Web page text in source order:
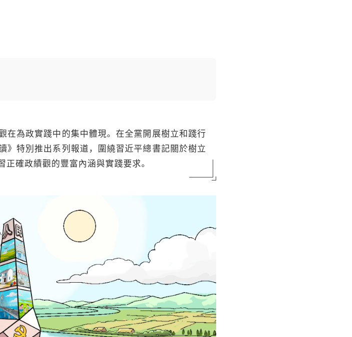
在為政實踐中的集中體現。在全黨開展樹立和踐行
》特別推出系列報道，圍繞習近平總書記關於樹立
確政績觀的豐富內涵與實踐要求。